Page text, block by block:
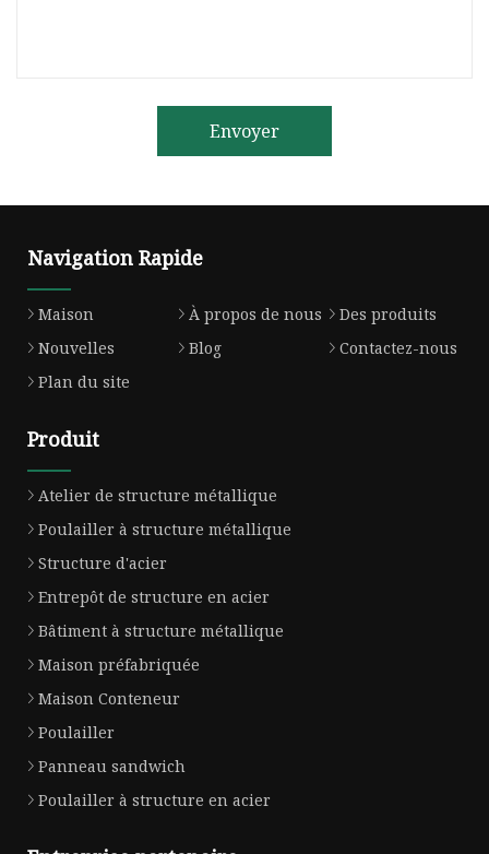
Envoyer
Navigation Rapide
Maison À propos de nous
Des produits
Nouvelles
Blog
Contactez-nous
Plan du site
Produit
Atelier de structure métallique
Poulailler à structure métallique
Structure d'acier
Entrepôt de structure en acier
Bâtiment à structure métallique
Maison préfabriquée
Maison Conteneur
Poulailler
Panneau sandwich
Poulailler à structure en acier